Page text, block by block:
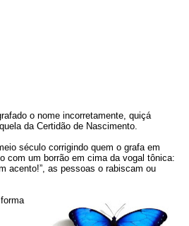
o nome incorretamente, quiçá
da Certidão de Nascimento.
século corrigindo quem o grafa em
com um borrão em cima da vogal tônica:
acento!”, as pessoas o rabiscam ou